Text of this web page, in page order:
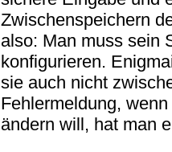
Zwischenspeichern
also: Man muss sein
konfigurieren.
sie auch nicht
Fehlermeldung,
ändern will, hat man